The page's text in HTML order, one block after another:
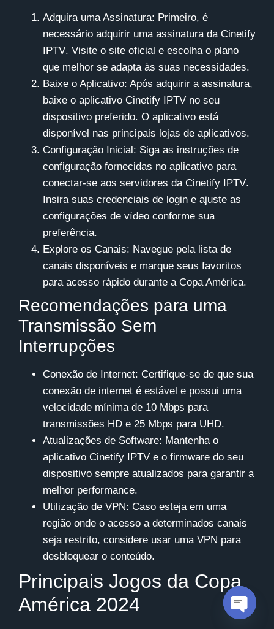
Adquira uma Assinatura: Primeiro, é
necessário adquirir uma assinatura da Cinetify
IPTV. Visite o site oficial e escolha o plano
que melhor se adapta às suas necessidades.
Baixe o Aplicativo: Após adquirir a assinatura,
baixe o aplicativo Cinetify IPTV no seu
dispositivo preferido. O aplicativo está
disponível nas principais lojas de aplicativos.
Configuração Inicial : Siga as instruções de
configuração fornecidas no aplicativo para
conectar-se aos servidores da Cinetify IPTV.
Insira suas credenciais de login e ajuste as
configurações de vídeo conforme sua
preferência.
Explore os Canais: Navegue pela lista de
canais disponíveis e marque seus favoritos
para acesso rápido durante a Copa América.
Recomendações para uma
Transmissão Sem
Interrupções
Conexão de Internet: Certifique-se de que sua
conexão de internet é estável e possui uma
velocidade mínima de 10 Mbps para
transmissões HD e 25 Mbps para UHD.
Atualizações de Software: Mantenha o
aplicativo Cinetify IPTV e o firmware do seu
dispositivo sempre atualizados para garantir a
melhor performance.
Utilização de VPN: Caso esteja em uma
região onde o acesso a determinados canais
seja restrito, considere usar uma VPN para
desbloquear o conteúdo.
Principais Jogos da Copa
América 2024